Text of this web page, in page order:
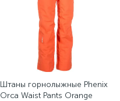
Штаны горнолыжные Phenix
Orca Waist Pants Orange